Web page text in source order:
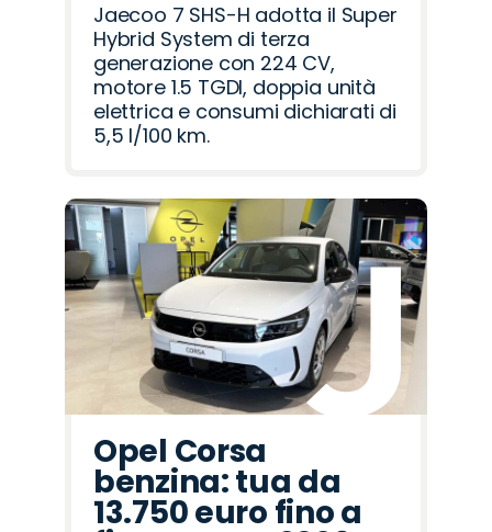
Jaecoo 7 SHS-H adotta il Super
Hybrid System di terza
generazione con 224 CV,
motore 1.5 TGDI, doppia unità
elettrica e consumi dichiarati di
5,5 l/100 km.
Opel Corsa
benzina: tua da
13.750 euro fino a